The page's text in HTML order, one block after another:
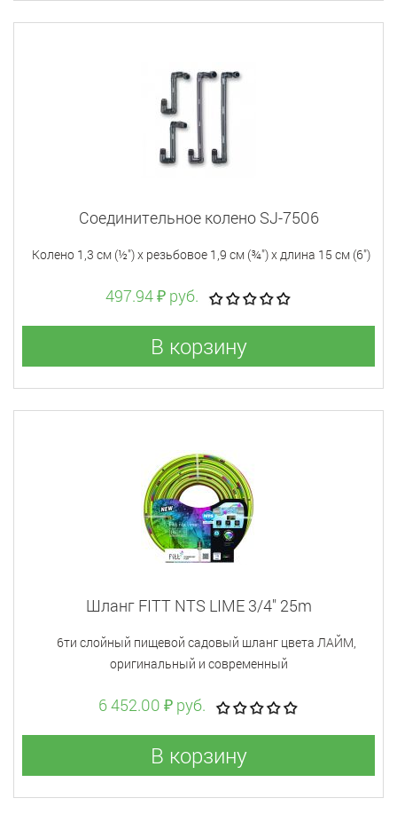
Соединительное колено SJ-7506
Колено 1,3 см (½") x резьбовое 1,9 см (¾") x длина 15 см (6")
497.94 ₽ руб.
В корзину
Шланг FITT NTS LIME 3/4" 25m
6ти слойный пищевой садовый шланг цвета ЛАЙМ,
оригинальный и современный
6 452.00 ₽ руб.
В корзину